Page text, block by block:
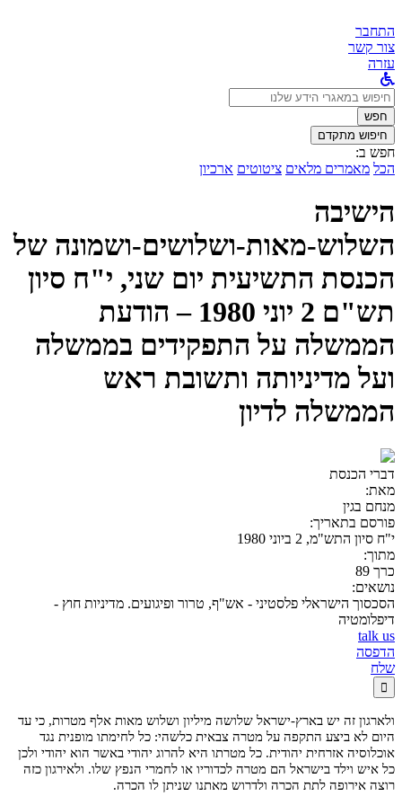
התחבר
צור קשר
עזרה
לחפש
ב:חפש
חיפוש מתקדם
חפש ב:
הכל מאמרים מלאים ציטוטים ארכיון
הישיבה
השלוש-מאות-ושלושים-ושמונה של
הכנסת התשיעית יום שני, י"ח סיון
תש"ם 2 יוני 1980 – הודעת
הממשלה על התפקידים בממשלה
ועל מדיניותה ותשובת ראש
הממשלה לדיון
דברי הכנסת
מאת:
מנחם בגין
פורסם בתאריך:
י"ח סיון התש"מ, 2 ביוני 1980
מתוך:
כרך 89
נושאים:
הסכסוך הישראלי פלסטיני - אש"ף, טרור ופיגועים. מדיניות חוץ -
דיפלומטיה
talk us
הדפסה
שלח

ולארגון זה יש בארץ-ישראל שלושה מיליון ושלוש מאות אלף מטרות, כי עד
היום לא ביצע התקפה על מטרה צבאית כלשהי: כל לחימתו מופנית נגד
אוכלוסיה אזרחית יהודית. כל מטרתו היא להרוג יהודי באשר הוא יהודי ולכן
כל איש וילד בישראל הם מטרה לכדוריו או לחמרי הנפץ שלו. ולאירגון כזה
רוצה אירופה לתת הכרה ולדרוש מאתנו שניתן לו הכרה.